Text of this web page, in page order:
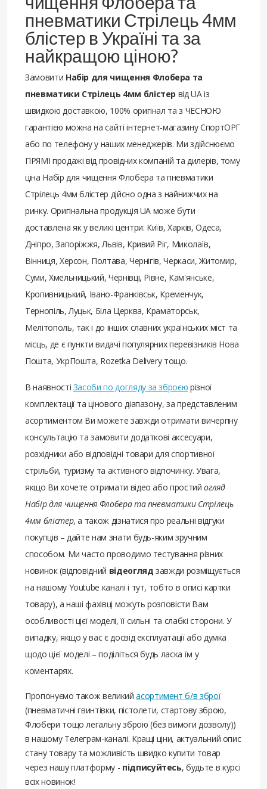
пневматики Стрілець 4мм
блістер в Україні та за
найкращою ціною?
Замовити Набір для чищення Флобера та
пневматики Стрілець 4мм блістер від UA із
швидкою доставкою, 100% оригінал та з ЧЕСНОЮ
гарантією можна на сайті інтернет-магазину СпортОРГ
або по телефону у наших менеджерів. Ми здійснюємо
ПРЯМІ продажі від провідних компаній та дилерів, тому
ціна Набір для чищення Флобера та пневматики
Стрілець 4мм блістер дійсно одна з найнижчих на
ринку. Оригінальна продукція UA може бути
доставлена ​​як у великі центри: Київ, Харків, Одеса,
Дніпро, Запоріжжя, Львів, Кривий Ріг, Миколаїв,
Вінниця, Херсон, Полтава, Чернігів, Черкаси, Житомир,
Суми, Хмельницький, Чернівці, Рівне, Кам'янське,
Кропивницький, Івано-Франківськ, Кременчук,
Тернопіль, Луцьк, Біла Церква, Краматорськ,
Мелітополь, так і до інших славних українських міст та
місць, де є пункти видачі популярних перевізників Нова
Пошта, УкрПошта, Rozetka Delivery тощо.
В наявності Засоби по догляду за зброєю різної
комплектації та цінового діапазону, за представленим
асортиментом Ви можете завжди отримати вичерпну
консультацію та замовити додаткові аксесуари,
розхідники або відповідні товари для спортивної
стрільби, туризму та активного відпочинку. Увага,
якщо Ви хочете отримати відео або простийогляд
Набір для чищення Флобера та пневматики Стрілець
4мм блістер, а також дізнатися про реальні відгуки
покупців – дайте нам знати будь-яким зручним
способом. Ми часто проводимо тестування різних
новинок (відповідний відеогляд завжди розміщується
на нашому Youtube каналі і тут, тобто в описі картки
товару), а наші фахівці можуть розповісти Вам
особливості цієї моделі, її сильні та слабкі сторони. У
випадку, якщо у вас є досвід експлуатації або думка
щодо цієї моделі – поділіться будь ласка їм у
коментарях.
Пропонуємо також великийасортимент б/в зброї
(пневматичні гвинтівки, пістолети, стартову зброю,
Флобери тощо легальну зброю (без вимоги дозволу))
в нашому Телеграм-каналі. Кращі ціни, актуальний опис
стану товару та можливість швидко купити товар
через нашу платформу - підписуйтесь, будьте в курсі
всіх новинок!